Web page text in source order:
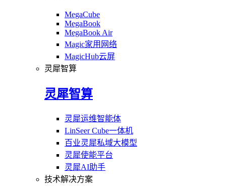
MegaCube
MegaBook
MegaBook Air
Magic家用网络
MagicHub云屏
灵犀智算
灵犀智算
灵犀运维智能体
LinSeer Cube一体机
百业灵犀私域大模型
灵犀使能平台
灵犀AI助手
技术解决方案